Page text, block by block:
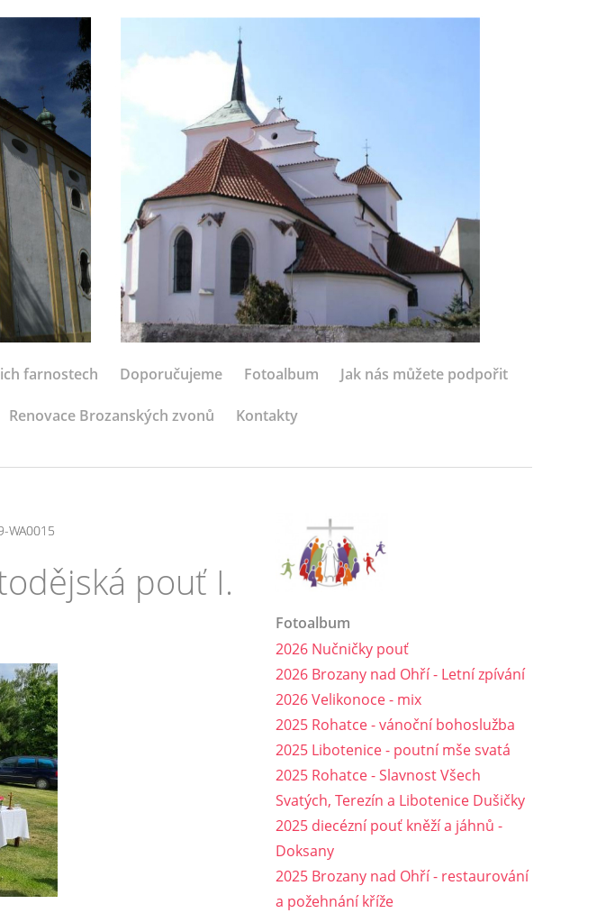
farnostech Doporučujeme Fotoalbum Jak nás můžete podpořit
Renovace Brozanských zvonů Kontakty
WA0015
pouť I.
Fotoalbum
2026 Nučničky pouť
2026 Brozany nad Ohří - Letní zpívání
2026 Velikonoce - mix
2025 Rohatce - vánoční bohoslužba
2025 Libotenice - poutní mše svatá
2025 Rohatce - Slavnost Všech
Svatých, Terezín a Libotenice Dušičky
2025 diecézní pouť kněží a jáhnů -
Doksany
2025 Brozany nad Ohří - restaurování
a požehnání kříže